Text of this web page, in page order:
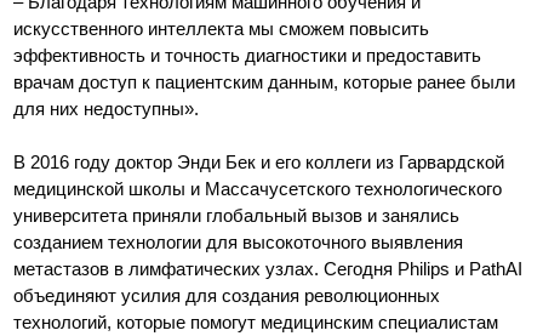
искусственного интеллекта мы сможем повысить
эффективность и точность диагностики и предоставить
врачам доступ к пациентским данным, которые ранее были
для них недоступны».
В 2016 году доктор Энди Бек и его коллеги из Гарвардской
медицинской школы и Массачусетского технологического
университета приняли глобальный вызов и занялись
созданием технологии для высокоточного выявления
метастазов в лимфатических узлах. Сегодня Philips и PathAI
объединяют усилия для создания революционных
технологий, которые помогут медицинским специалистам